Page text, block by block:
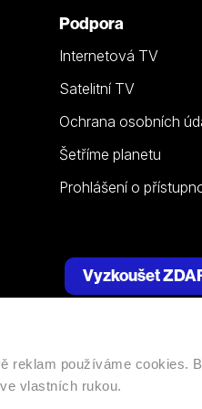
reklam používáme cookies.
vlastních rukou.
Podpora
Internetová TV
Satelitní TV
Ochrana osobních
Šetříme planetu
Prohlášení o
Vyzkoušet
vyhrazena. |Nastavení